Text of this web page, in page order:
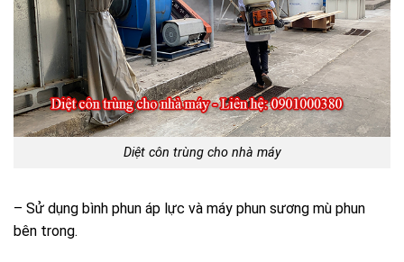
Diệt côn trùng cho nhà máy
– Sử dụng bình phun áp lực và máy phun sương mù phun
bên trong.